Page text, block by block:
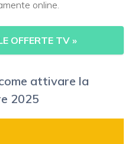
online.
OFFERTE TV »
attivare la
2025